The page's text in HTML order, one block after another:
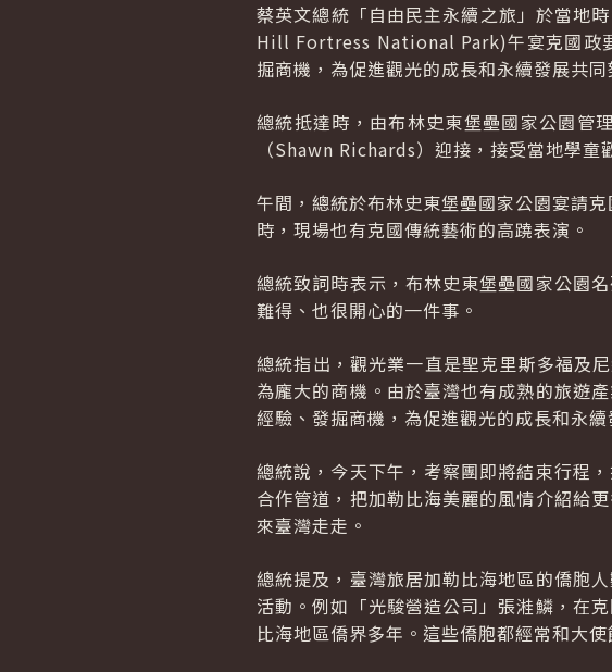
蔡英文總統「自由民主永續之旅」於當地
Hill Fortress National Park)午宴克國政
掘商機，為促進觀光的成長和永續發展共同
總統抵達時，由布林史東堡壘國家公園
（Shawn Richards）迎接，接受當地學
午間，總統於布林史東堡壘國家公園宴請
時，現場也有克國傳統藝術的高蹺表演。
總統致詞時表示，布林史東堡壘國家公園
難得、也很開心的一件事。
總統指出，觀光業一直是聖克里斯多福及
為龐大的商機。由於臺灣也有成熟的旅遊
經驗、發掘商機，為促進觀光的成長和永續
總統說，今天下午，考察團即將結束行程
合作管道，把加勒比海美麗的風情介紹給
來臺灣走走。
總統提及，臺灣旅居加勒比海地區的僑胞
活動。例如「光駿營造公司」張溎鱗，在
比海地區僑界多年。這些僑胞都經常和大